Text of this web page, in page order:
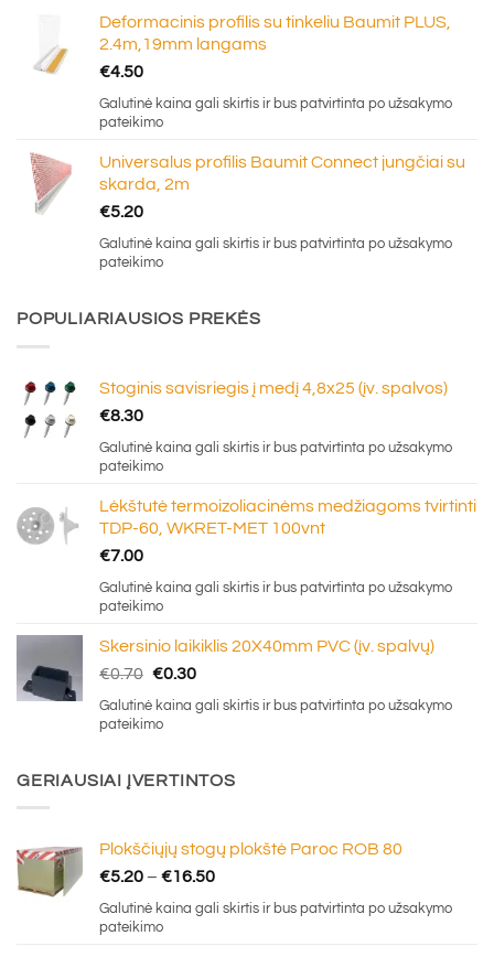
Deformacinis profilis su tinkeliu Baumit PLUS,
2.4m,19mm langams
€4.50
Galutinė kaina gali skirtis ir bus patvirtinta po užsakymo
pateikimo
Universalus profilis Baumit Connect jungčiai su
skarda, 2m
€5.20
Galutinė kaina gali skirtis ir bus patvirtinta po užsakymo
pateikimo
POPULIARIAUSIOS PREKĖS
Stoginis savisriegis į medį 4,8x25 (įv. spalvos)
€8.30
Galutinė kaina gali skirtis ir bus patvirtinta po užsakymo
pateikimo
Lėkštutė termoizoliacinėms medžiagoms tvirtinti
TDP-60, WKRET-MET 100vnt
€7.00
Galutinė kaina gali skirtis ir bus patvirtinta po užsakymo
pateikimo
Skersinio laikiklis 20X40mm PVC (įv. spalvų)
€0.70 Original
price
was:
€0.30Current
price
is:
Galutinė kaina gali skirtis ir bus patvirtinta po užsakymo
pateikimo
GERIAUSIAI ĮVERTINTOS
Plokščiųjų stogų plokštė Paroc ROB 80
€5.20 – €16.50Price
range:
Galutinė kaina gali skirtis ir bus patvirtinta po užsakymo
pateikimo